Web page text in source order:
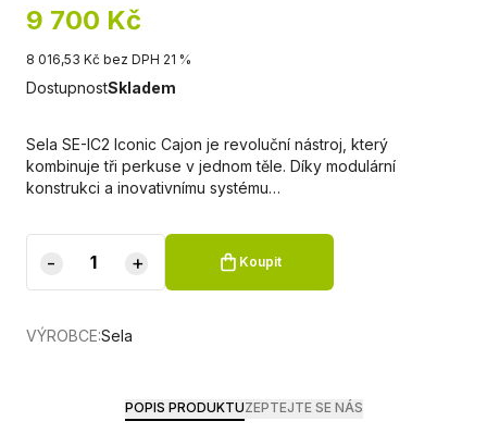
9 700 Kč
8 016,53 Kč bez DPH 21 %
DostupnostSkladem
Sela SE-IC2 Iconic Cajon je revoluční nástroj, který
kombinuje tři perkuse v jednom těle. Díky modulární
konstrukci a inovativnímu systému…
- + Koupit
VÝROBCE:Sela
POPIS PRODUKTUZEPTEJTE SE NÁS